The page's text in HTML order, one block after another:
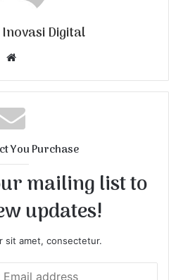
Digital
b
s
i
You Purchase
mailing list to
updates!
sit amet, consectetur.